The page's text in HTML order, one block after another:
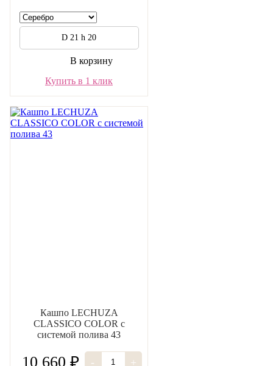
D 21 h 20
В корзину
Купить в 1 клик
Кашпо LECHUZA
CLASSICO COLOR с
системой полива 43
10 660 ₽ - +